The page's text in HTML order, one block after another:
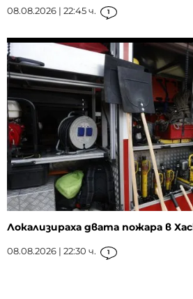
08.08.2026 | 22:45 ч. 1
Локализираха двата пожара в
08.08.2026 | 22:30 ч. 1